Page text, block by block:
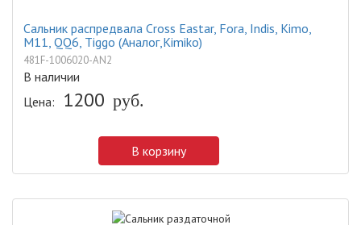
Сальник распредвала Cross Eastar, Fora, Indis, Kimo,
M11, QQ6, Tiggo (Аналог,Kimiko)
481F-1006020-AN2
В наличии
Цена:
1200 руб.
В корзину